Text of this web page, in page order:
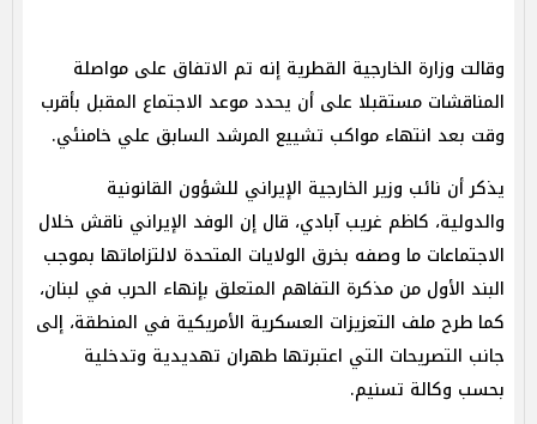
وقالت وزارة الخارجية القطرية إنه تم الاتفاق على مواصلة
المناقشات مستقبلا على أن يحدد موعد الاجتماع المقبل بأقرب
وقت بعد انتهاء مواكب تشييع المرشد السابق علي خامنئي.
يذكر أن نائب وزير الخارجية الإيراني للشؤون القانونية
والدولية، كاظم غريب آبادي، قال إن الوفد الإيراني ناقش خلال
الاجتماعات ما وصفه بخرق الولايات المتحدة لالتزاماتها بموجب
البند الأول من مذكرة التفاهم المتعلق بإنهاء الحرب في لبنان،
كما طرح ملف التعزيزات العسكرية الأمريكية في المنطقة، إلى
جانب التصريحات التي اعتبرتها طهران تهديدية وتدخلية
بحسب وكالة تسنيم.